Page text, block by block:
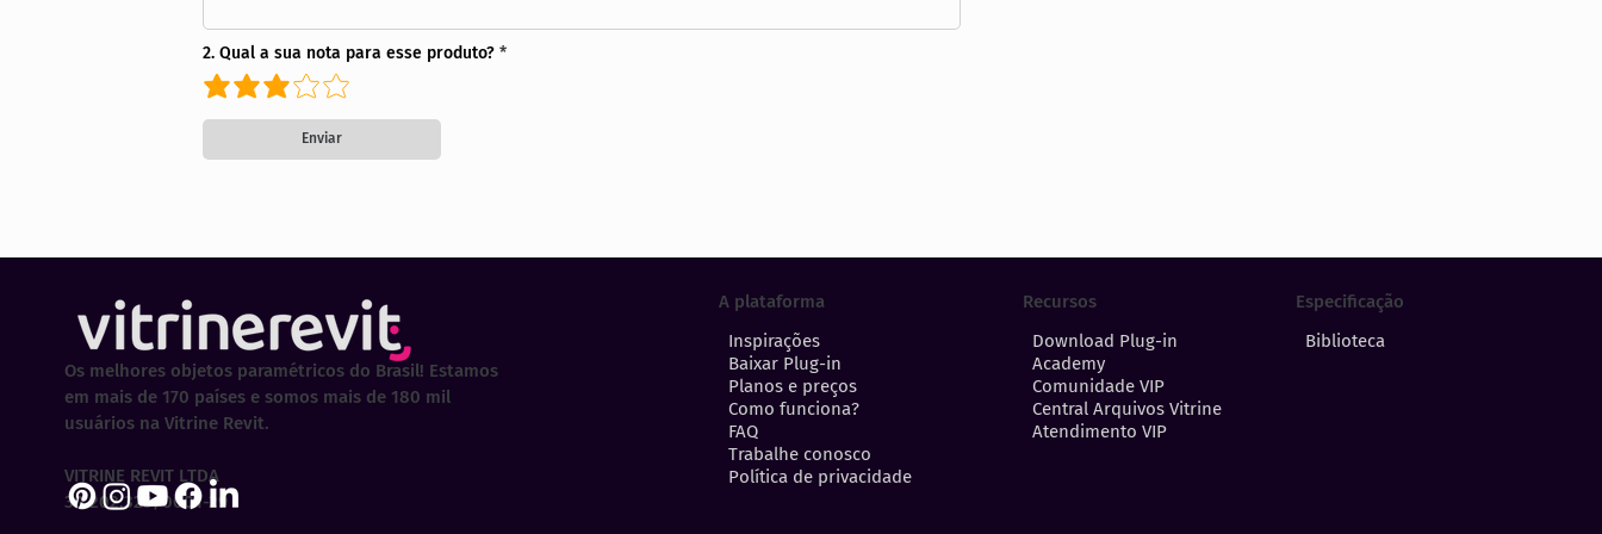
2. Qual a sua nota para esse produto?
Enviar
A plataforma
Inspirações
Baixar Plug-in
Planos e preços
Como funciona?
FAQ
Trabalhe conosco
Política de privacidade
Recursos
Download Plug-in
Academy
Comunidade VIP
Central Arquivos Vitrine
Atendimento VIP
Especificação
Biblioteca
Os melhores objetos paramétricos do Brasil! Estamos
em mais de 170 países e somos mais de 180 mil
usuários na Vitrine Revit.
VITRINE REVIT LTDA
30.202.323/0001-29